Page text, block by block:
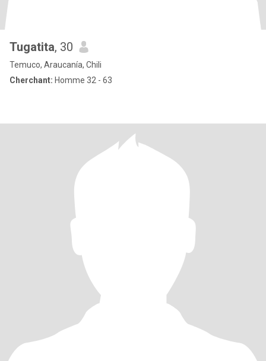
Tugatita, 30
Temuco, Araucanía, Chili
Cherchant: Homme 32 - 63